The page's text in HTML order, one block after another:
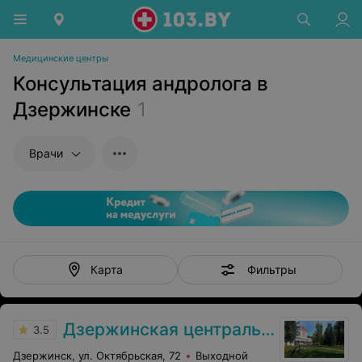
Медицинские центры
Консультация андролога в
Дзержинске 1
Врачи
Карта Фильтры
3.5 Дзержинская центральная районная больница
Дзержинск, ул. Октябрьская, 72 Выходной